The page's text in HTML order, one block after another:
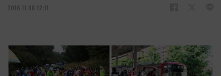
2016.11.08 12:11